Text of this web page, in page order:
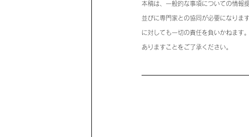
本稿は、一般的な事項についての情報
並びに専門家との協同が必要になりま
に対しても一切の責任を負いかねます
ありますことをご了承ください。